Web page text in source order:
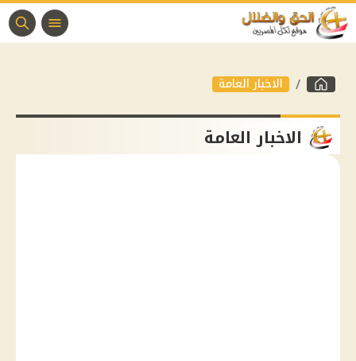
الاخبار العامة
الاخبار العامة